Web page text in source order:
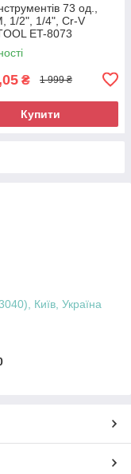
73 од.,
1/2", 1/4", Сr-V
ET-8073
₴ 1 999 ₴
Купити
Київ, Україна